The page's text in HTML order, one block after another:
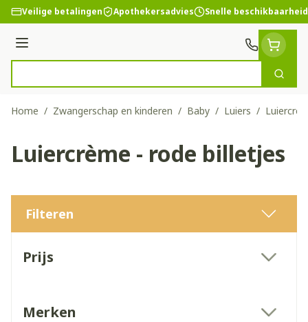
Ga naar de inhoud
Veilige betalingen Apothekersadvies Snelle beschikbaarheid
Menu
Zoek
Home / Zwangerschap en kinderen / Baby / Luiers /
Luiercrème - rode billetjes
Filteren
Prijs
Merken